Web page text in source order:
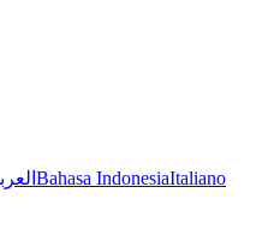
Bahasa IndonesiaItaliano